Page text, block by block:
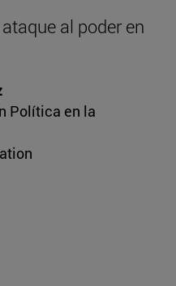
al poder en
Política en la